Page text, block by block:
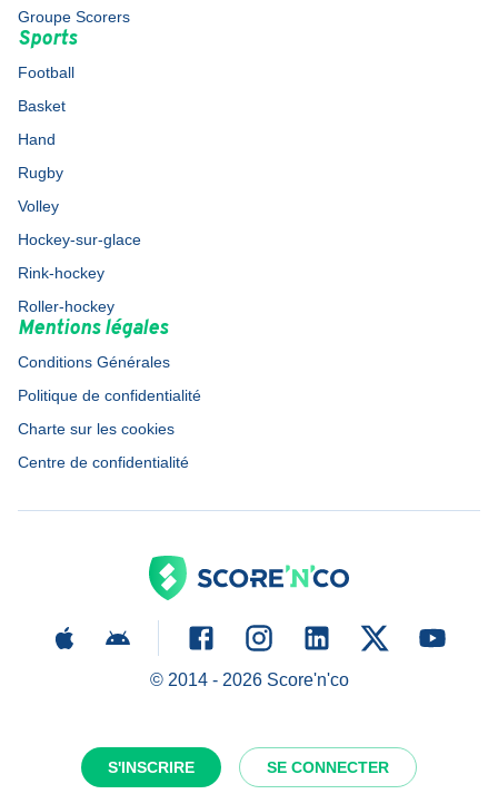
S'INSCRIRE SE CONNECTER
Groupe Scorers
Sports
Football
Basket
Hand
Rugby
Volley
Hockey-sur-glace
Rink-hockey
Roller-hockey
Mentions légales
Conditions Générales
Politique de confidentialité
Charte sur les cookies
Centre de confidentialité
© 2014 - 2026Score'n'co